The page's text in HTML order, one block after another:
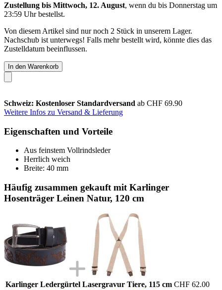
Zustellung bis Mittwoch, 12. August, wenn du bis Donnerstag um
23:59 Uhrbestellst.
Von diesem Artikel sind nur noch 2 Stück in unserem Lager.
Nachschub ist unterwegs! Falls mehr bestellt wird, könnte dies das
Zustelldatum beeinflussen.
In den Warenkorb
Schweiz: Kostenloser Standardversand ab CHF 69.90
Weitere Infos zu Versand & Lieferung
Eigenschaften und Vorteile
Aus feinstem Vollrindsleder
Herrlich weich
Breite: 40 mm
Häufig zusammen gekauft mit Karlinger
Hosenträger Leinen Natur, 120 cm
Karlinger Ledergürtel Lasergravur Tiere, 115 cm CHF 62.00